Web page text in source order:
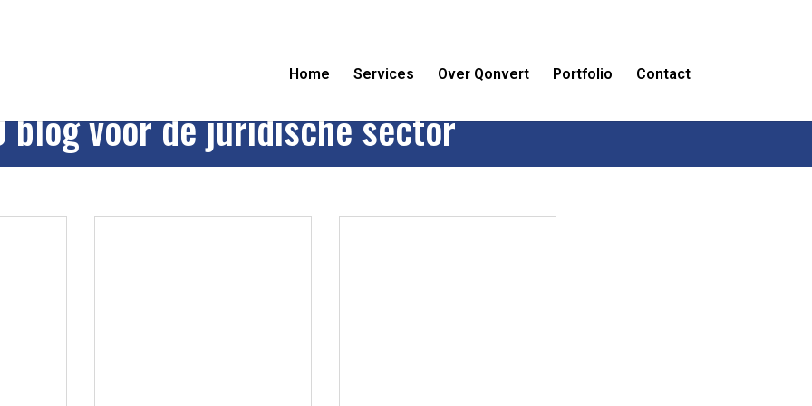
Home Services Over Qonvert Portfolio Contact
blog voor de juridische sector